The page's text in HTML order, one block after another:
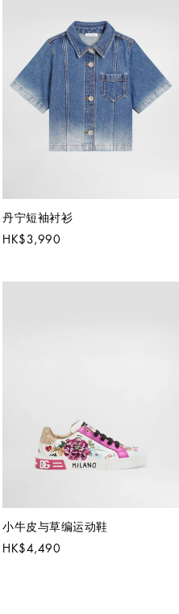
丹宁短袖衬衫
HK$3,990
小牛皮与草编运动鞋
HK$4,490